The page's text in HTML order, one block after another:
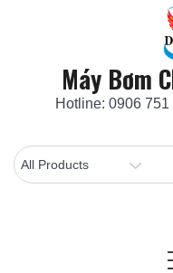
Máy Bơm
Hotline: 0906